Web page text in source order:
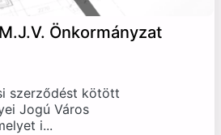
Önkormányzat
szerződést kötött
Jogú Város
i...